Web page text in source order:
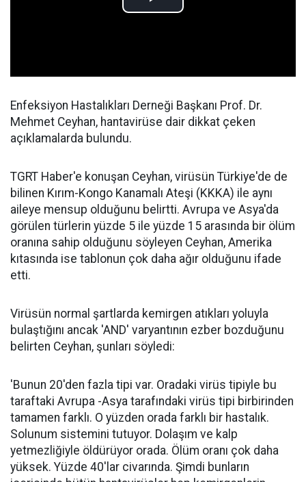
Enfeksiyon Hastalıkları Derneği Başkanı Prof. Dr.
Mehmet Ceyhan, hantavirüse dair dikkat çeken
açıklamalarda bulundu.
TGRT Haber'e konuşan Ceyhan, virüsün Türkiye'de de
bilinen Kırım-Kongo Kanamalı Ateşi (KKKA) ile aynı
aileye mensup olduğunu belirtti. Avrupa ve Asya'da
görülen türlerin yüzde 5 ile yüzde 15 arasında bir ölüm
oranına sahip olduğunu söyleyen Ceyhan, Amerika
kıtasında ise tablonun çok daha ağır olduğunu ifade
etti.
Virüsün normal şartlarda kemirgen atıkları yoluyla
bulaştığını ancak 'AND' varyantının ezber bozduğunu
belirten Ceyhan, şunları söyledi:
'Bunun 20'den fazla tipi var. Oradaki virüs tipiyle bu
taraftaki Avrupa -Asya tarafındaki virüs tipi birbirinden
tamamen farklı. O yüzden orada farklı bir hastalık.
Solunum sistemini tutuyor. Dolaşım ve kalp
yetmezliğiyle öldürüyor orada. Ölüm oranı çok daha
yüksek. Yüzde 40'lar civarında. Şimdi bunların